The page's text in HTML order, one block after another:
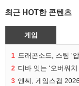
최근 HOT한 콘텐츠
게임
1 드래곤소드, 스팀 '
2 디바 잇는 '오버워
3 엔씨, 게임스컴